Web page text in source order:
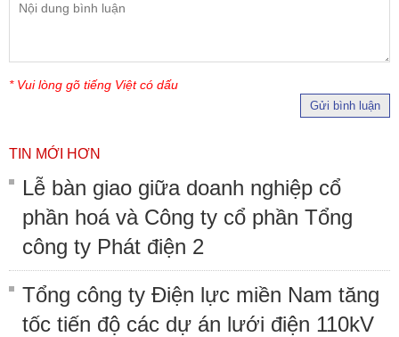
* Vui lòng gõ tiếng Việt có dấu
Gửi bình luận
TIN MỚI HƠN
Lễ bàn giao giữa doanh nghiệp cổ
phần hoá và Công ty cổ phần Tổng
công ty Phát điện 2
Tổng công ty Điện lực miền Nam tăng
tốc tiến độ các dự án lưới điện 110kV